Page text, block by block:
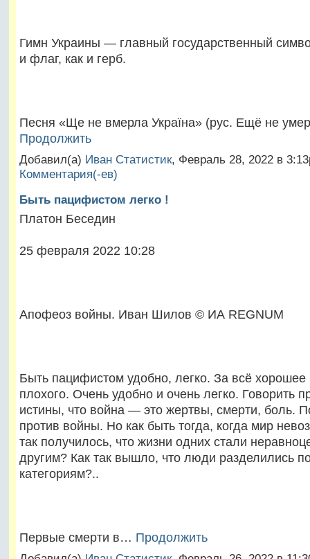
Гимн Украины — главный государственный
и флаг, как и герб.
Песня «Ще не вмерла Україна» (рус. Ещё не
Продолжить
Добавил(а) Иван Статистик, Февраль 28, 2022 в
Комментария(-ев)
Быть пацифистом легко !
Платон Беседин
25 февраля 2022 10:28
Апофеоз войны. Иван Шилов © ИА REGNUM
Быть пацифистом удобно, легко. За всё хорошее
плохого. Очень удобно и очень легко. Говорить
истины, что война — это жертвы, смерти, боль.
против войны. Но как быть тогда, когда мир
так получилось, что жизни одних стали
другим? Как так вышло, что люди разделились
категориям?..
Первые смерти в… Продолжить